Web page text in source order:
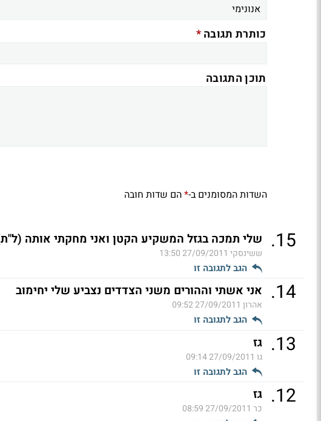
כותרת תגובה*
תוכן התגובה
השדות המסומנים ב-*הם שדות חובה
15
. שלי תמכה בגזל המשקיע הקטן ואני מחקתי אותה
ששינסקי 27/09/2011 13:50
הגב לתגובה זו
14
. אני אשתי וההורים משני הצדדים נצביע שלי יחימוב
אהרון 27/09/2011 09:52
הגב לתגובה זו
13
. גז
גו 27/09/2011 09:14
הגב לתגובה זו
12
. גז
כר 27/09/2011 08:59